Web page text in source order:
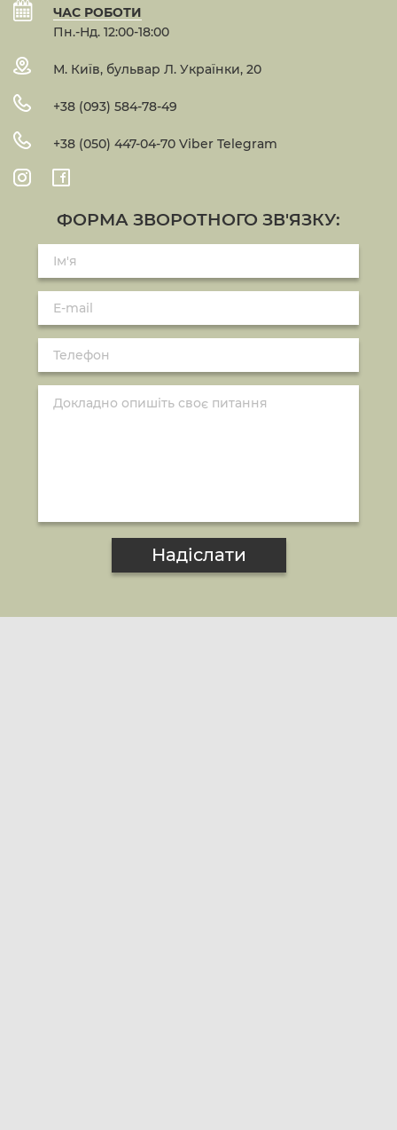
ЧАС РОБОТИ
Пн.-Нд. 12:00-18:00
М. Київ, бульвар Л. Українки, 20
+38 (093) 584-78-49
+38 (050) 447-04-70 Viber Telegram
ФОРМА ЗВОРОТНОГО ЗВ'ЯЗКУ:
Надіслати